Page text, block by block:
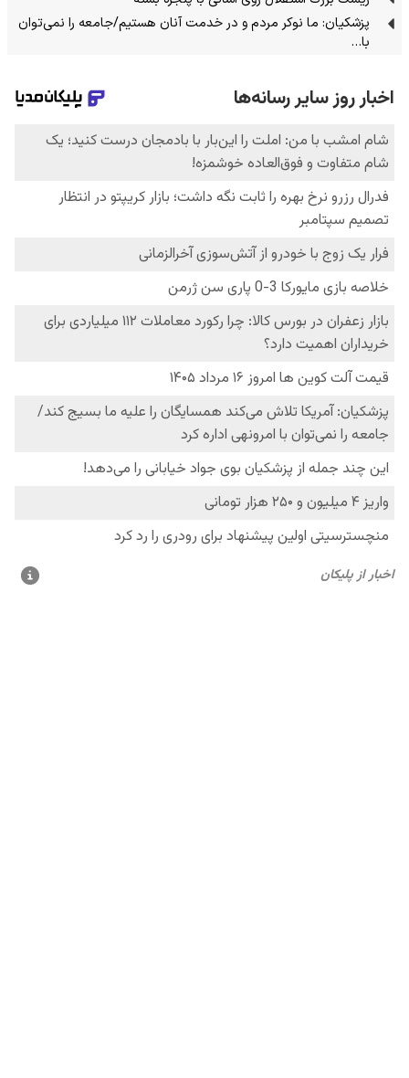
پزشکیان: ما نوکر مردم و در خدمت آنان هستیم/جامعه را نمی‌توان
با…